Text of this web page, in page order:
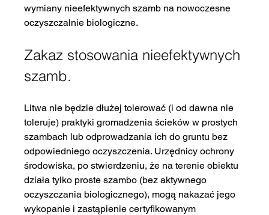
wymiany nieefektywnych szamb na nowoczesne
oczyszczalnie biologiczne.
Zakaz stosowania nieefektywnych
szamb.
Litwa nie będzie dłużej tolerować (i od dawna nie
toleruje) praktyki gromadzenia ścieków w prostych
szambach lub odprowadzania ich do gruntu bez
odpowiedniego oczyszczenia. Urzędnicy ochrony
środowiska, po stwierdzeniu, że na terenie obiektu
działa tylko proste szambo (bez aktywnego
oczyszczania biologicznego), mogą nakazać jego
wykopanie i zastąpienie certyfikowanym